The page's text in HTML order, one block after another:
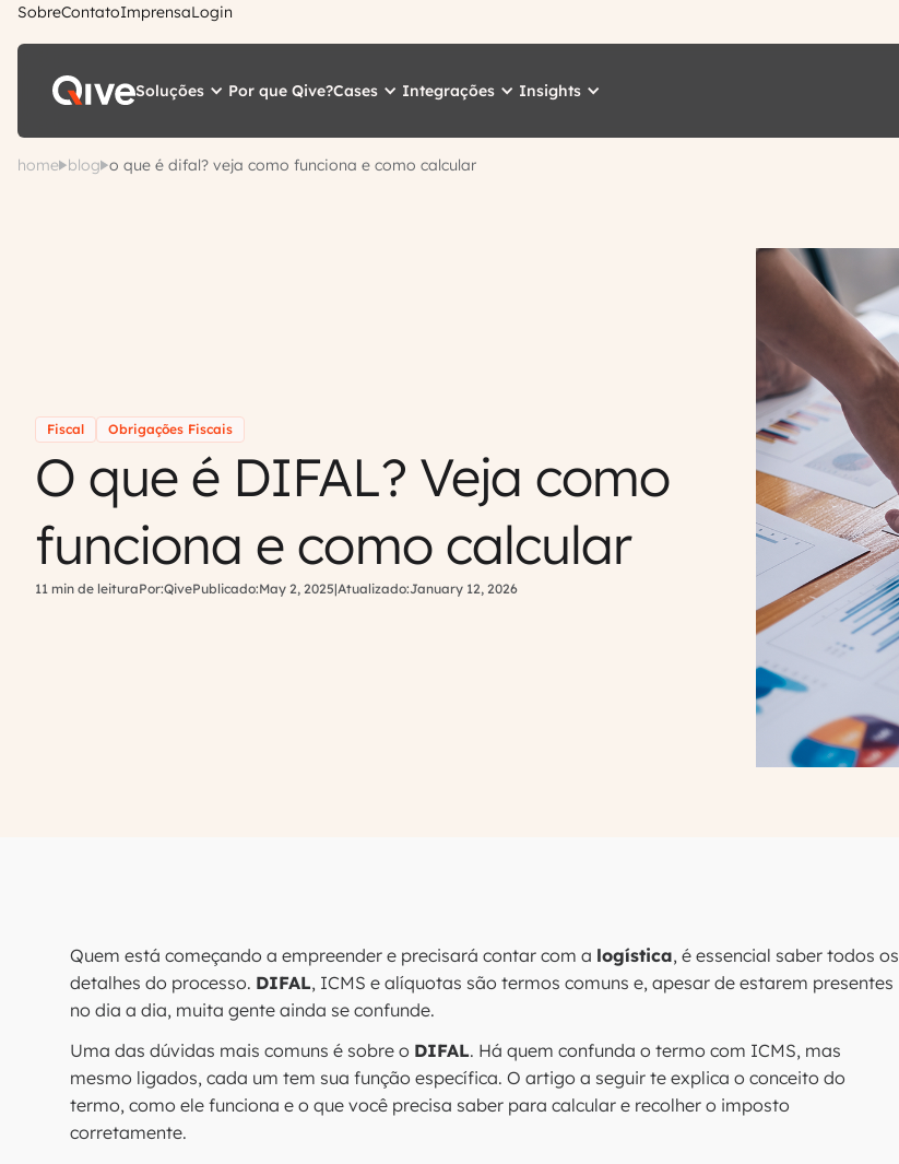
SobreContatoImprensaLogin
Soluções Por que Qive?Cases Integrações Insights
home blog o que é difal? veja como funciona e como calcular
Fiscal Obrigações Fiscais
O que é DIFAL? Veja como
funciona e como calcular
11 min de leituraPor:QivePublicado:May 2, 2025|Atualizado:January 12, 2026
Quem está começando a empreender e precisará contar com a logística, é essencial saber todos os
detalhes do processo. DIFAL, ICMS e alíquotas são termos comuns e, apesar de estarem presentes
no dia a dia, muita gente ainda se confunde.
Uma das dúvidas mais comuns é sobre o DIFAL. Há quem confunda o termo com ICMS, mas
mesmo ligados, cada um tem sua função específica. O artigo a seguir te explica o conceito do
termo, como ele funciona e o que você precisa saber para calcular e recolher o imposto
corretamente.